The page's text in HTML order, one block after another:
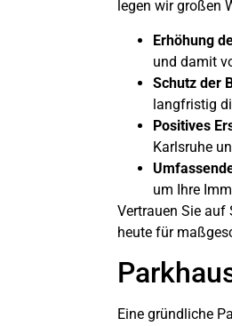
legen wir großen
Erhöhung
und damit
Schutz der
langfristig
Positives
Karlsruhe
um Ihre
Vertrauen Sie auf
heute für
Eine gründliche